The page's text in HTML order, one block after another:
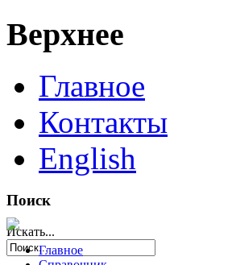
Верхнее
Главное
Контакты
English
Поиск
Искать...
Главное